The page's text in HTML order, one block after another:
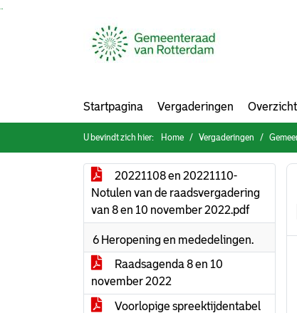
Startpagina Vergaderingen
U bevindt zich hier: Home Vergaderingen
20221108 en 20221110-
Notulen van de raadsvergadering
van 8 en 10 november 2022.pdf
6 Heropening en mededelingen.
Raadsagenda 8 en 10
november 2022
Voorlopige spreektijdentabel